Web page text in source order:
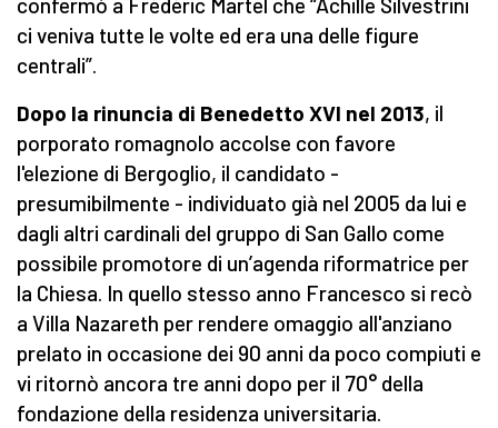
confermò a Frédéric Martel che “Achille Silvestrini
ci veniva tutte le volte ed era una delle figure
centrali”.
Dopo la rinuncia di Benedetto XVI nel 2013, il
porporato romagnolo accolse con favore
l'elezione di Bergoglio, il candidato -
presumibilmente - individuato già nel 2005 da lui e
dagli altri cardinali del gruppo di San Gallo come
possibile promotore di un’agenda riformatrice per
la Chiesa. In quello stesso anno Francesco si recò
a Villa Nazareth per rendere omaggio all'anziano
prelato in occasione dei 90 anni da poco compiuti e
vi ritornò ancora tre anni dopo per il 70° della
fondazione della residenza universitaria.